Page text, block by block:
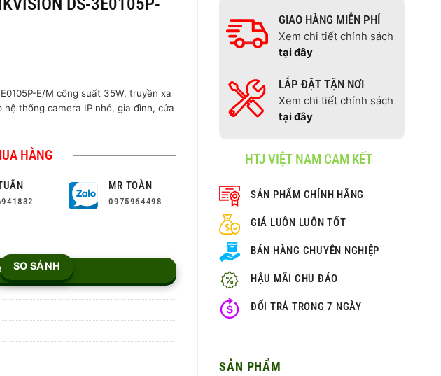
GIAO HÀNG MIỄN PHÍ
Xem chi tiết chính sách
tại đây
LẮP ĐẶT TẬN NƠI
Xem chi tiết chính sách
tại đây
HTJ VIỆT NAM CAM KẾT
SẢN PHẨM CHÍNH HÃNG
GIÁ LUÔN LUÔN TỐT
BÁN HÀNG CHUYÊN NGHIỆP
HẬU MÃI CHU ĐÁO
ĐỔI TRẢ TRONG 7 NGÀY
SẢN PHẨM
E/M công suất 35W, truyền xa
hệ thống camera IP nhỏ, gia đình, cửa
HÀNG
MR TOÀN
0975964498
E/M số lượng
GIỎ
SO SÁNH